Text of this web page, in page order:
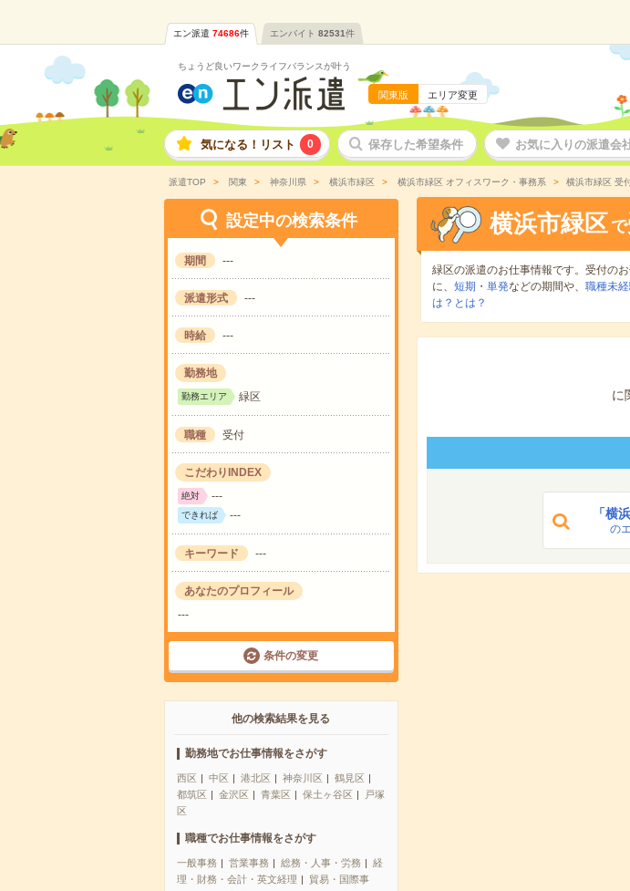
エン派遣 74686件 エンバイト 82531件
ちょうど良いワークライフバランスが叶う
関東版 エリア変更
気になる！リスト 0 保存した希望条件 お気に入りの派遣会
派遣TOP 関東 神奈川県 横浜市緑区 横浜市緑区 オフィスワーク・事務系 横浜市緑区 受
設定中の検索条件
期間 ---
派遣形式 ---
時給 ---
勤務地
勤務エリア 緑区
職種 受付
こだわりINDEX
絶対 ---
できれば ---
キーワード ---
あなたのプロフィール
---
条件の変更
他の検索結果を見る
勤務地でお仕事情報をさがす
西区 中区 港北区 神奈川区
鶴見区
都筑区
金沢区 青葉区 保土ヶ谷区
戸塚
区
職種でお仕事情報をさがす
一般事務 営業事務 総務・人事・労務
経
理・財務・会計・英文経理
貿易・国際事
横浜市緑区 で
緑区の派遣のお仕事情報です。受付のお
に、 短期 ・ 単発などの期間や、 職種未
は？とは？
に
「横
の